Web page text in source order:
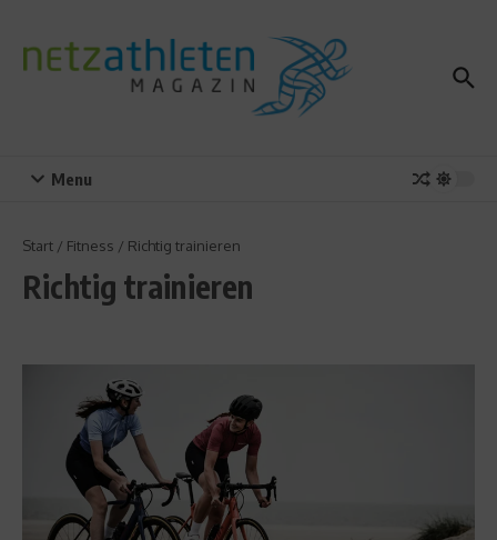
Menu
Start / Fitness / Richtig trainieren
Richtig trainieren